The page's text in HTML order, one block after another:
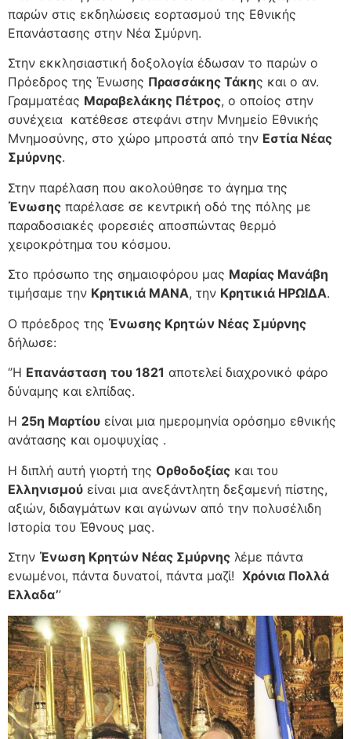
παρών στις εκδηλώσεις εορτασμού της Εθνικής
Επανάστασης στην Νέα Σμύρνη.
Στην εκκλησιαστική δοξολογία έδωσαν το παρών ο
Πρόεδρος της Ένωσης Πρασσάκης Τάκης και ο αν.
Γραμματέας Μαραβελάκης Πέτρος, ο οποίος στην
συνέχεια κατέθεσε στεφάνι στην Μνημείο Εθνικής
Μνημοσύνης, στο χώρο μπροστά από την Εστία Νέας
Σμύρνης.
Στην παρέλαση που ακολούθησε το άγημα της
Ένωσης παρέλασε σε κεντρική οδό της πόλης με
παραδοσιακές φορεσιές αποσπώντας θερμό
χειροκρότημα του κόσμου.
Στο πρόσωπο της σημαιοφόρου μας Μαρίας Μανάβη
τιμήσαμε την Κρητικιά ΜΑΝΑ, την Κρητικιά ΗΡΩΙΔΑ.
Ο πρόεδρος της Ένωσης Κρητών Νέας Σμύρνης
δήλωσε:
‘’Η Επανάσταση του 1821 αποτελεί διαχρονικό φάρο
δύναμης και ελπίδας.
Η 25η Μαρτίου είναι μια ημερομηνία ορόσημο εθνικής
ανάτασης και ομοψυχίας .
Η διπλή αυτή γιορτή της Ορθοδοξίας και του
Ελληνισμού είναι μια ανεξάντλητη δεξαμενή πίστης,
αξιών, διδαγμάτων και αγώνων από την πολυσέλιδη
Ιστορία του Έθνους μας.
Στην Ένωση Κρητών Νέας Σμύρνης λέμε πάντα
ενωμένοι, πάντα δυνατοί, πάντα μαζί! Χρόνια Πολλά
Ελλαδα’’